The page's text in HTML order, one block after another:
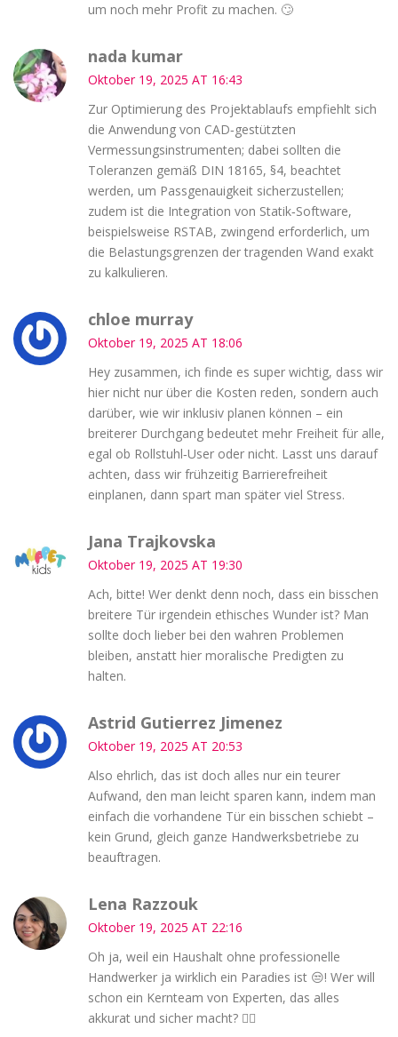
um noch mehr Profit zu machen. 🙄
nada kumar
Oktober 19, 2025 AT 16:43
Zur Optimierung des Projektablaufs empfiehlt sich
die Anwendung von CAD‑gestützten
Vermessungsinstrumenten; dabei sollten die
Toleranzen gemäß DIN 18165, §4, beachtet
werden, um Passgenauigkeit sicherzustellen;
zudem ist die Integration von Statik‑Software,
beispielsweise RSTAB, zwingend erforderlich, um
die Belastungsgrenzen der tragenden Wand exakt
zu kalkulieren.
chloe murray
Oktober 19, 2025 AT 18:06
Hey zusammen, ich finde es super wichtig, dass wir
hier nicht nur über die Kosten reden, sondern auch
darüber, wie wir inklusiv planen können – ein
breiterer Durchgang bedeutet mehr Freiheit für alle,
egal ob Rollstuhl‑User oder nicht. Lasst uns darauf
achten, dass wir frühzeitig Barrierefreiheit
einplanen, dann spart man später viel Stress.
Jana Trajkovska
Oktober 19, 2025 AT 19:30
Ach, bitte! Wer denkt denn noch, dass ein bisschen
breitere Tür irgendein ethisches Wunder ist? Man
sollte doch lieber bei den wahren Problemen
bleiben, anstatt hier moralische Predigten zu
halten.
Astrid Gutierrez Jimenez
Oktober 19, 2025 AT 20:53
Also ehrlich, das ist doch alles nur ein teurer
Aufwand, den man leicht sparen kann, indem man
einfach die vorhandene Tür ein bisschen schiebt –
kein Grund, gleich ganze Handwerksbetriebe zu
beauftragen.
Lena Razzouk
Oktober 19, 2025 AT 22:16
Oh ja, weil ein Haushalt ohne professionelle
Handwerker ja wirklich ein Paradies ist 😒! Wer will
schon ein Kernteam von Experten, das alles
akkurat und sicher macht? 🤦‍♀️